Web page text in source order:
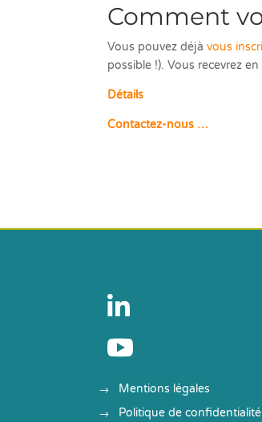
Comment
Vous pouvez déjàvous
possible !). Vous recevrez
Détails
Contactez-nous …


Mentions légales
Politique de confidentialité